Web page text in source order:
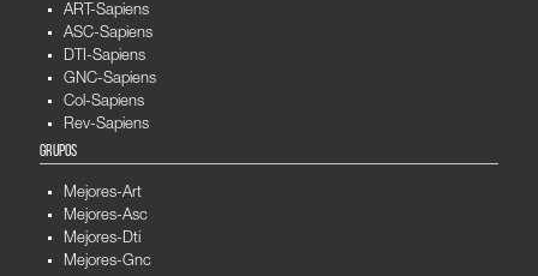
ART-Sapiens
ASC-Sapiens
DTI-Sapiens
GNC-Sapiens
Col-Sapiens
Rev-Sapiens
GRUPOS
Mejores-Art
Mejores-Asc
Mejores-Dti
Mejores-Gnc